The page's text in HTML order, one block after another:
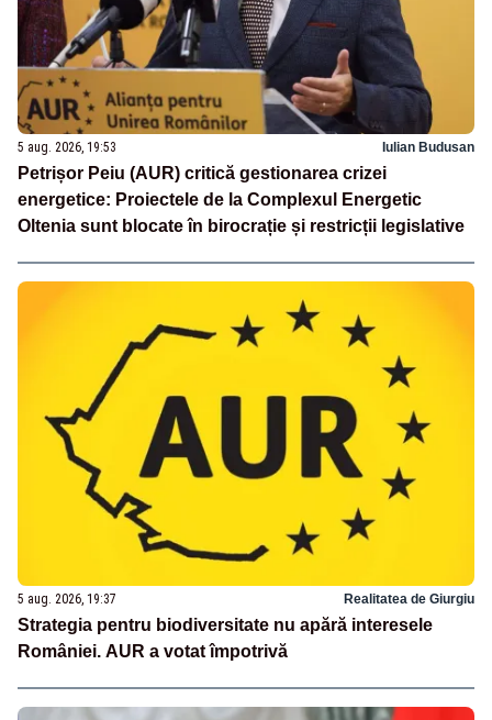
5 aug. 2026, 19:53 Iulian Budusan
Petrișor Peiu (AUR) critică gestionarea crizei
energetice: Proiectele de la Complexul Energetic
Oltenia sunt blocate în birocrație și restricții legislative
5 aug. 2026, 19:37 Realitatea de Giurgiu
Strategia pentru biodiversitate nu apără interesele
României. AUR a votat împotrivă